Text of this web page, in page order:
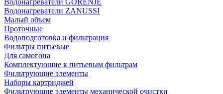
Водонагреватели ZANUSSI
Малый объем
Проточные
Водоподготовка и фильтрация
Фильтры питьевые
Для самогона
Комплектующие к питьевым фильтрам
Фильтрующие элементы
Наборы картриджей
Фильтрующие элементы механической очистки